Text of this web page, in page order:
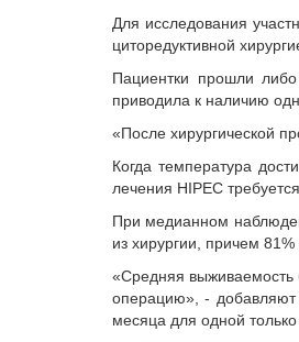
Для исследования
циторедуктивной
Пациентки прошли
приводила к наличию
«После хирургической
Когда температура
лечения HIPEC
При медианном
из хирургии, причем
«Средняя выживаемость
операцию», - добавляют
месяца для одной только